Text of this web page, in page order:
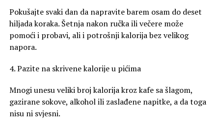
Pokušajte svaki dan da napravite barem osam do deset
hiljada koraka. Šetnja nakon ručka ili večere može
pomoći i probavi, ali i potrošnji kalorija bez velikog
napora.
4. Pazite na skrivene kalorije u pićima
Mnogi unesu veliki broj kalorija kroz kafe sa šlagom,
gazirane sokove, alkohol ili zaslađene napitke, a da toga
nisu ni svjesni.